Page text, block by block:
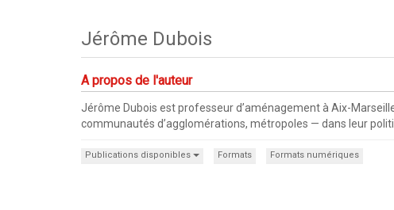
Jérôme Dubois
A propos de l'auteur
Jérôme Dubois est professeur d’aménagement à Aix-
communautés d’agglomérations, métropoles — dans leur
Publications disponibles Formats Formats numériques